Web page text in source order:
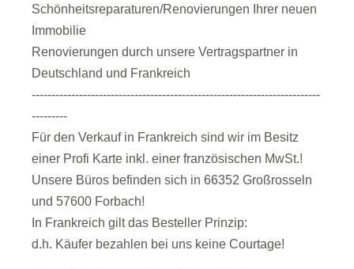
Schönheitsreparaturen/Renovierungen Ihrer neuen
Immobilie
Renovierungen durch unsere Vertragspartner in
Deutschland und Frankreich
-------------------------------------------------------------------------
---------
Für den Verkauf in Frankreich sind wir im Besitz
einer Profi Karte inkl. einer französischen MwSt.!
Unsere Büros befinden sich in 66352 Großrosseln
und 57600 Forbach!
In Frankreich gilt das Besteller Prinzip:
d.h. Käufer bezahlen bei uns keine Courtage!